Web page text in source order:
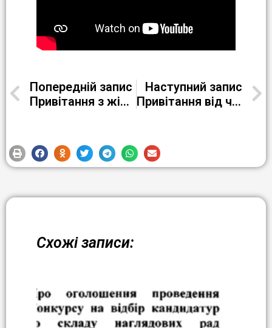
Попередній запис
Привітання з жіночим святом 8 березня від групи С-20-3
Наступний запис
Привітання від чоловіків з 8 березня “Для милих жінок з любов’ю”
Схожі записи: